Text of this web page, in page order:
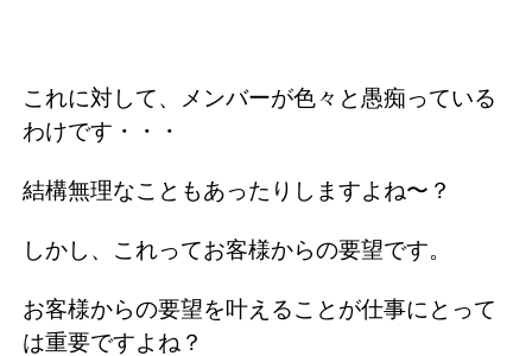
これに対して、メンバーが色々と愚痴っている
わけです・・・
結構無理なこともあったりしますよね〜？
しかし、これってお客様からの要望です。
お客様からの要望を叶えることが仕事にとって
は重要ですよね？